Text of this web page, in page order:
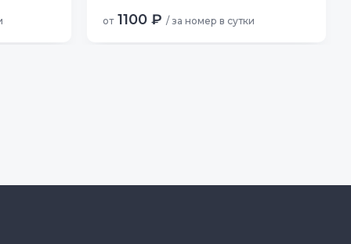
от 1100 ₽ / за номер в сутки